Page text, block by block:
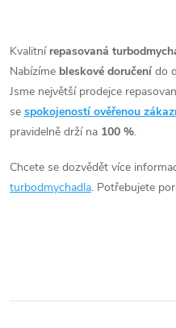
ů
ů
v
l
á
a
Kvalitní repasovaná
Nabízíme bleskové doručení do
Jsme největší prodejce
se spokojeností ověřenou
pravidelně drží na 100 %.
Chcete se dozvědět více
turbodmychadla. Potřebujete